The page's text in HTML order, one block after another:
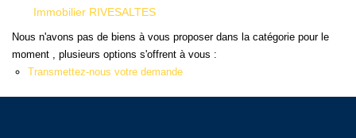
Qui Sommes Nous ?
Notre Équipe
Immobilier RIVESALTES
Nous n'avons pas de biens à vous proposer dans la catégorie pour le
moment , plusieurs options s'offrent à vous :
Transmettez-nous votre demande